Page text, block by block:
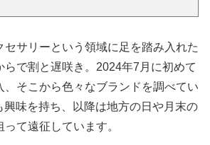
セサリーという領域に足を踏み入れた
らで割と遅咲き。2024年7月に初めて
、そこから色々なブランドを調べてい
興味を持ち、以降は地方の日や月末の
て遠征しています。